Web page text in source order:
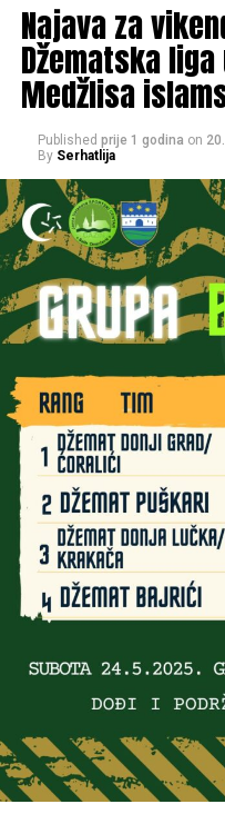
Najava za
Džematska
Medžlisa
Published prije 1 godina on
By Serhatlija